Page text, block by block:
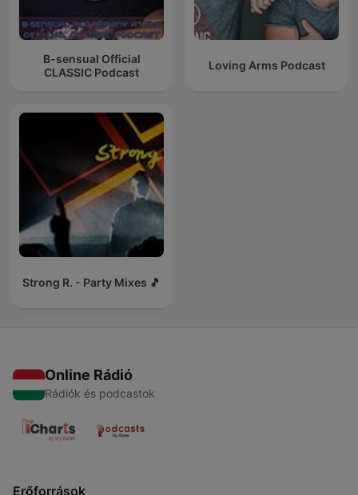
B-sensual Official
CLASSIC Podcast
Loving Arms Podcast
Strong R. - Party Mixes 🎵
Online Rádió
Rádiók és podcastok
Erőforrások